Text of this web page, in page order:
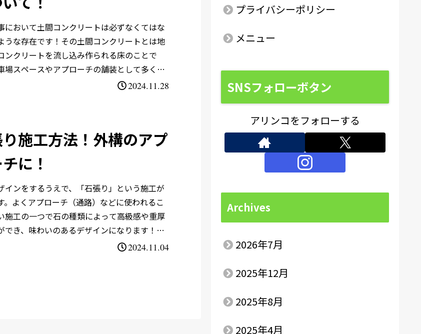
において土間コンクリートは必ずなくてはな
うな存在です！その土間コンクリートとは地
ンクリートを流し込み作られる床のことで
場スペースやアプローチの舗装として多く使
入れもほぼないこともでも人気なコンクリー
2024.11.28
施工方法！外構のアプ
に！
インをするうえで、「石張り」という施工が
。よくアプローチ（通路）などに使われるこ
施工の一つで石の種類によって高級感や重厚
でき、味わいのあるデザインになります！こ
り」について施工するためのやり方（施工方...
2024.11.04
プライバシーポリシー
メニュー
SNSフォローボタン
アリンコをフォローする
Archives
2026年7月
2025年12月
2025年8月
2025年4月